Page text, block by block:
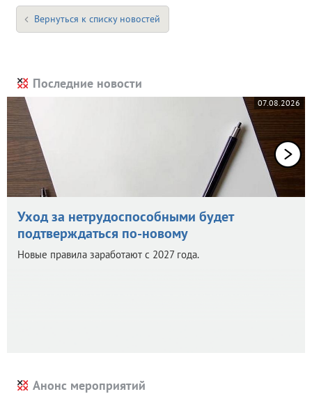
Вернуться к списку новостей
Последние новости
07.08.2026
Уход за нетрудоспособными будет
подтверждаться по-новому
Новые правила заработают с 2027 года.
Анонс мероприятий